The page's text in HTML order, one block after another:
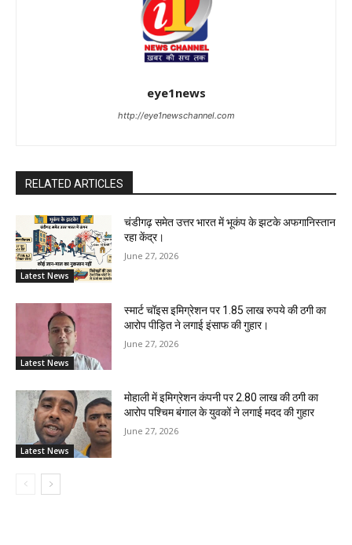
eye1news
http://eye1newschannel.com
RELATED ARTICLES
Latest News
चंडीगढ़ समेत उत्तर भारत में भूकंप के झटके अफगानिस्तान
रहा केंद्र।
June 27, 2026
Latest News
स्मार्ट चॉइस इमिग्रेशन पर 1.85 लाख रुपये की ठगी का
आरोप पीड़ित ने लगाई इंसाफ की गुहार।
June 27, 2026
Latest News
मोहाली में इमिग्रेशन कंपनी पर 2.80 लाख की ठगी का
आरोप पश्चिम बंगाल के युवकों ने लगाई मदद की गुहार
June 27, 2026